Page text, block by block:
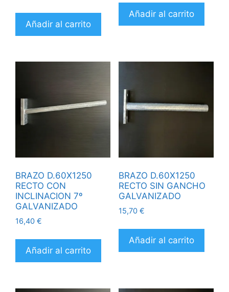
Añadir al carrito
Añadir al carrito
BRAZO D.60X1250
RECTO CON
INCLINACION 7º
GALVANIZADO
16,40 €
Añadir al carrito
BRAZO D.60X1250
RECTO SIN GANCHO
GALVANIZADO
15,70 €
Añadir al carrito